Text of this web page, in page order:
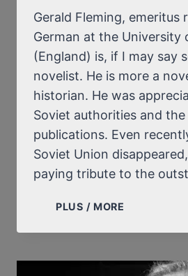
Gerald Fleming, emeritus
German at the University
(England) is, if I may say
novelist. He is more a
historian. He was
Soviet authorities and the
publications. Even
Soviet Union
paying tribute to the
PLUS / MORE
NOVELIST:
FLEMING